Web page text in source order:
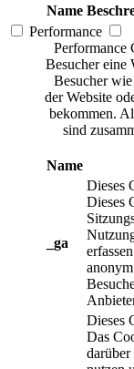
Name
Performance
Performance
Besucher eine
Besucher
der Website
bekommen.
sind
Name
_ga
Dieses
Dieses
Dieses
Das
darüber